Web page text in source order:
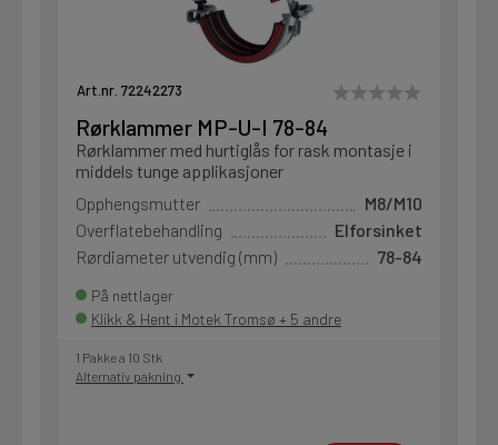
Art.nr. 72242273
Rørklammer MP-U-I 78-84
Rørklammer med hurtiglås for rask montasje i
middels tunge applikasjoner
Opphengsmutter
M8/M10
Overflatebehandling
Elforsinket
Rørdiameter utvendig (mm)
78-84
På nettlager
Klikk & Hent i Motek Tromsø + 5 andre
1 Pakke a 10 Stk
Alternativ pakning